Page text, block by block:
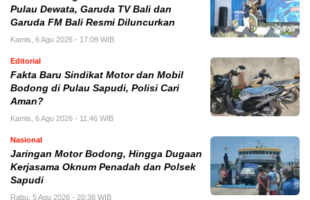
Pulau Dewata, Garuda TV Bali dan
Garuda FM Bali Resmi Diluncurkan
Kamis, 6 Agu 2026 - 17:09 WIB
Editorial
Fakta Baru Sindikat Motor dan Mobil
Bodong di Pulau Sapudi, Polisi Cari
Aman?
Kamis, 6 Agu 2026 - 11:46 WIB
Nasional
Jaringan Motor Bodong, Hingga Dugaan
Kerjasama Oknum Penadah dan Polsek
Sapudi
Rabu, 5 Agu 2026 - 20:38 WIB